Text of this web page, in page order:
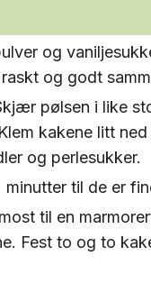
og
og godt
pølsen i like
kakene litt
og perlesukker.
til de er
til en
Fest to og to